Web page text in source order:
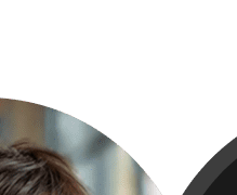
haut niveau de